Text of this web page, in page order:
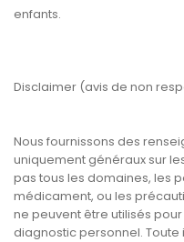
enfants.
Disclaimer (avis de non
Nous fournissons des
uniquement généraux sur
pas tous les domaines, les
médicament, ou les
ne peuvent être utilisés
diagnostic personnel.